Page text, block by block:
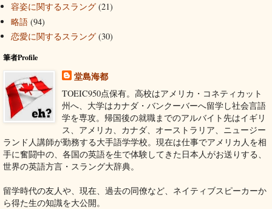
容姿に関するスラング (21)
略語 (94)
恋愛に関するスラング (30)
筆者Profile
堂島海都
TOEIC950点保有。高校はアメリカ・コネティカット
州へ、大学はカナダ・バンクーバーへ留学し社会言語
学を専攻。帰国後の就職までのアルバイト先はイギリ
ス、アメリカ、カナダ、オーストラリア、ニュージー
ランド人講師が勤務する大手語学学校。現在は仕事でアメリカ人を相
手に奮闘中の、各国の英語を生で体験してきた日本人がお送りする、
世界の英語方言・スラング大辞典。
留学時代の友人や、現在、過去の同僚など、ネイティブスピーカーか
ら得た生の知識を大公開。